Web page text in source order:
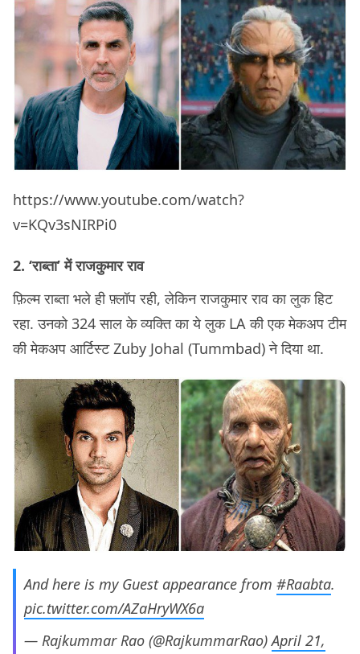
https://www.youtube.com/watch?
v=KQv3sNIRPi0
2. ‘राब्ता’ में राजकुमार राव
फ़िल्म राब्ता भले ही फ़्लॉप रही, लेकिन राजकुमार राव का लुक हिट
रहा. उनको 324 साल के व्यक्ति का ये लुक LA की एक मेकअप टीम
की मेकअप आर्टिस्ट Zuby Johal (Tummbad) ने दिया था.
And here is my Guest appearance from #Raabta.
pic.twitter.com/AZaHryWX6a
— Rajkummar Rao (@RajkummarRao)April 21,